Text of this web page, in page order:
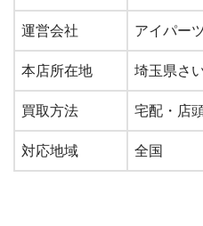
運営会社 アイパー
本店所在地 埼玉県さ
買取方法 宅配・店
対応地域 全国